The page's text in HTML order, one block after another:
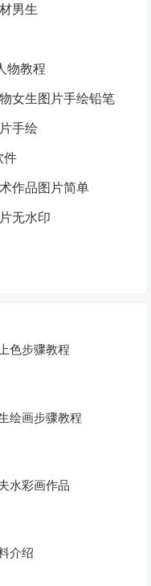
男生
物教程
女生图片手绘铅笔
手绘
件
作品图片简单
无水印
色步骤教程
绘画步骤教程
水彩画作品
介绍